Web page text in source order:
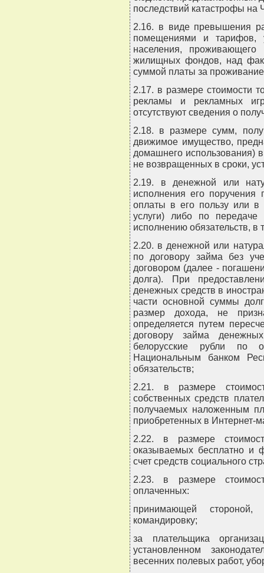
последствий катастрофы
2.16. в виде превышения
помещениями и тарифов,
населения, проживающего
жилищных фондов, над
суммой платы за
2.17. в размере стоимости
рекламы и рекламных
отсутствуют сведения о
2.18. в размере сумм,
движимое имущество,
домашнего использования)
не возвращенных в сроки,
2.19. в денежной или
исполнения его поручения
оплаты в его пользу или в
услуги) либо по
исполнению обязательств, в
2.20. в денежной или
по договору займа без
договором (далее -
долга). При
денежных средств в
части основной суммы
размер дохода, не
определяется путем
договору займа
белорусские рубли по
Национальным банком
обязательств;
2.21. в размере
собственных средств
получаемых наложенным
приобретенных в Интернет-
2.22. в размере
оказываемых бесплатно и
счет средств социального
2.23. в размере
оплаченных:
принимающей
командировку;
за плательщика
установленном
весенних полевых работ,